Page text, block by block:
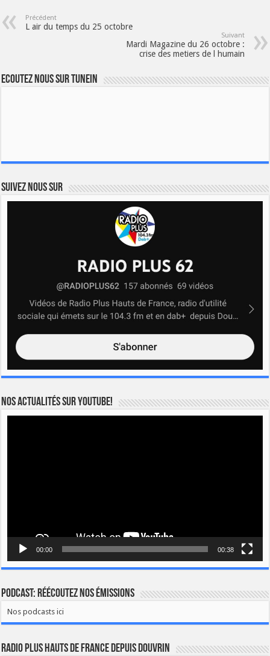
Précédent
L air du temps du 25 octobre
Suivant
Mardi Magazine du 26 octobre :
crise des metiers de l humain
Ecoutez nous sur TuneIn
Suivez nous sur
Nos actualités sur YOUTUBE!
00:00 00:38
Podcast: Réécoutez nos émissions
Nos podcasts ici
Radio Plus Hauts de France depuis Douvrin